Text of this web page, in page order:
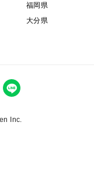
福岡県
大分県
Inc.